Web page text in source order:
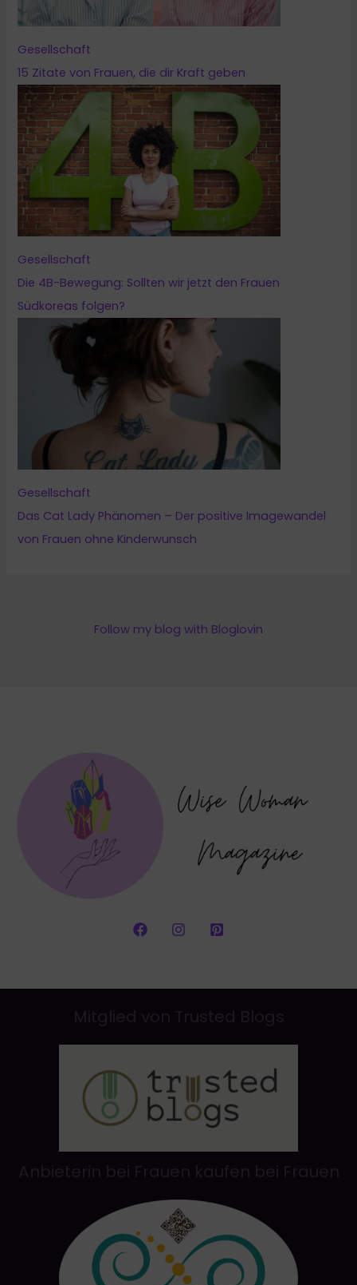
Gesellschaft
15 Zitate von Frauen, die dir Kraft geben
Gesellschaft
Die 4B-Bewegung: Sollten wir jetzt den Frauen
Südkoreas folgen?
Gesellschaft
Das Cat Lady Phänomen – Der positive Imagewandel
von Frauen ohne Kinderwunsch
Follow my blog with Bloglovin